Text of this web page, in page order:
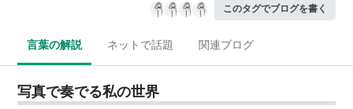
このタグでブログを書く
言葉の解説 ネットで話題 関連ブログ
写真で奏でる私の世界